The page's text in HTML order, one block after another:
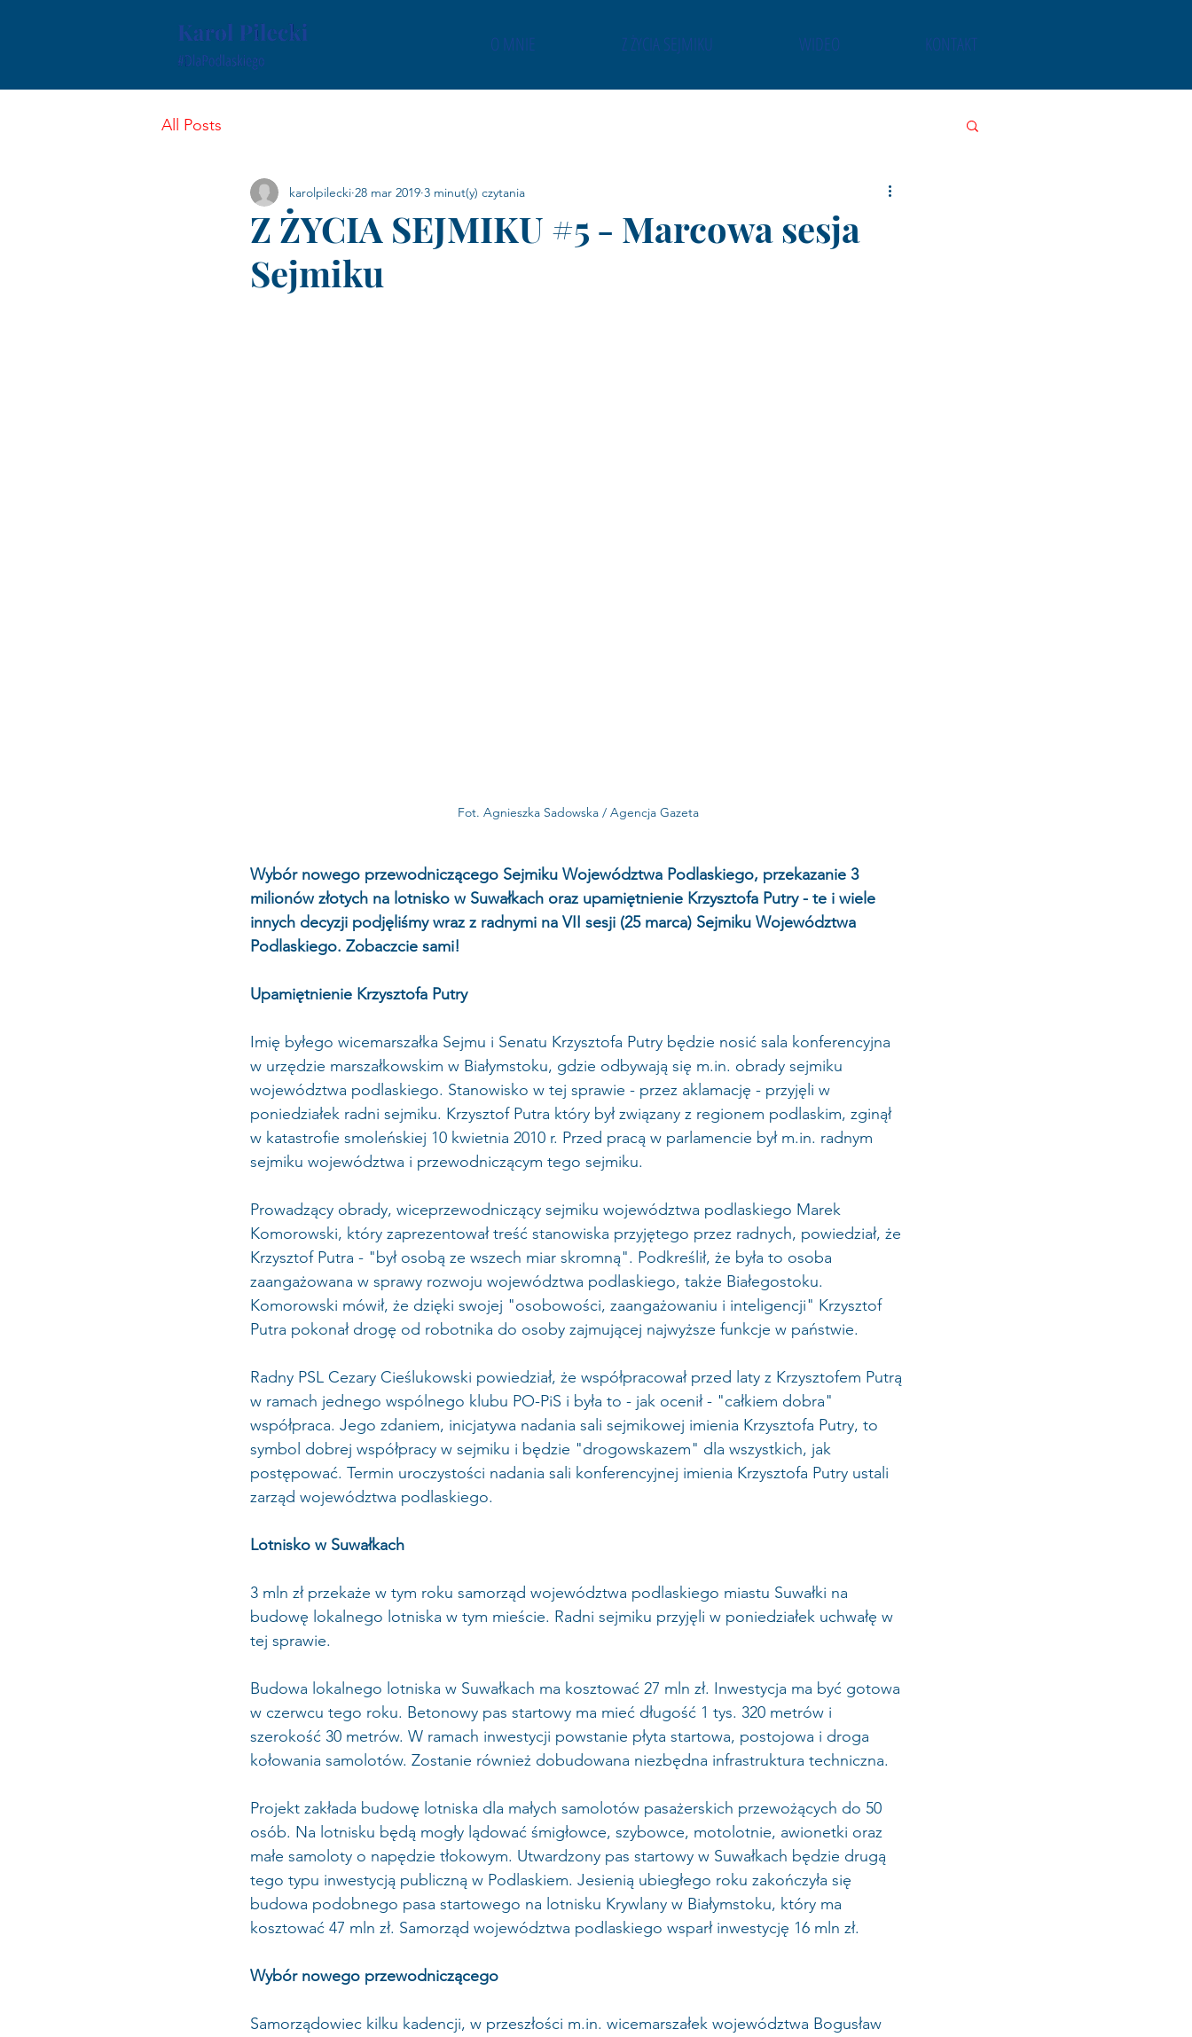
O MNIE Z ŻYCIA SEJMIKU WIDEO KONTAKT
All Posts
Z ŻYCIA SEJMIKU #5 - Marcowa sesja
Sejmiku
karolpilecki 28 mar 2019 3 minut(y) czytania
Fot. Agnieszka Sadowska / Agencja Gazeta
Wybór nowego przewodniczącego Sejmiku Województwa Podlaskiego, przekazanie 3
milionów złotych na lotnisko w Suwałkach oraz upamiętnienie Krzysztofa Putry - te i wiele
innych decyzji podjęliśmy wraz z radnymi na VII sesji (25 marca) Sejmiku Województwa
Podlaskiego. Zobaczcie sami!
Upamiętnienie Krzysztofa Putry
Imię byłego wicemarszałka Sejmu i Senatu Krzysztofa Putry będzie nosić sala konferencyjna
w urzędzie marszałkowskim w Białymstoku, gdzie odbywają się m.in. obrady sejmiku
województwa podlaskiego. Stanowisko w tej sprawie - przez aklamację - przyjęli w
poniedziałek radni sejmiku. Krzysztof Putra który był związany z regionem podlaskim, zginął
w katastrofie smoleńskiej 10 kwietnia 2010 r. Przed pracą w parlamencie był m.in. radnym
sejmiku województwa i przewodniczącym tego sejmiku.
Prowadzący obrady, wiceprzewodniczący sejmiku województwa podlaskiego Marek
Komorowski, który zaprezentował treść stanowiska przyjętego przez radnych, powiedział, że
Krzysztof Putra - "był osobą ze wszech miar skromną". Podkreślił, że była to osoba
zaangażowana w sprawy rozwoju województwa podlaskiego, także Białegostoku.
Komorowski mówił, że dzięki swojej "osobowości, zaangażowaniu i inteligencji" Krzysztof
Putra pokonał drogę od robotnika do osoby zajmującej najwyższe funkcje w państwie.
Radny PSL Cezary Cieślukowski powiedział, że współpracował przed laty z Krzysztofem Putrą
w ramach jednego wspólnego klubu PO-PiS i była to - jak ocenił - "całkiem dobra"
współpraca. Jego zdaniem, inicjatywa nadania sali sejmikowej imienia Krzysztofa Putry, to
symbol dobrej współpracy w sejmiku i będzie "drogowskazem" dla wszystkich, jak
postępować. Termin uroczystości nadania sali konferencyjnej imienia Krzysztofa Putry ustali
zarząd województwa podlaskiego.
Lotnisko w Suwałkach
3 mln zł przekaże w tym roku samorząd województwa podlaskiego miastu Suwałki na
budowę lokalnego lotniska w tym mieście. Radni sejmiku przyjęli w poniedziałek uchwałę w
tej sprawie.
Budowa lokalnego lotniska w Suwałkach ma kosztować 27 mln zł. Inwestycja ma być gotowa
w czerwcu tego roku. Betonowy pas startowy ma mieć długość 1 tys. 320 metrów i
szerokość 30 metrów. W ramach inwestycji powstanie płyta startowa, postojowa i droga
kołowania samolotów. Zostanie również dobudowana niezbędna infrastruktura techniczna.
Projekt zakłada budowę lotniska dla małych samolotów pasażerskich przewożących do 50
osób. Na lotnisku będą mogły lądować śmigłowce, szybowce, motolotnie, awionetki oraz
małe samoloty o napędzie tłokowym. Utwardzony pas startowy w Suwałkach będzie drugą
tego typu inwestycją publiczną w Podlaskiem. Jesienią ubiegłego roku zakończyła się
budowa podobnego pasa startowego na lotnisku Krywlany w Białymstoku, który ma
kosztować 47 mln zł. Samorząd województwa podlaskiego wsparł inwestycję 16 mln zł.
Wybór nowego przewodniczącego
Samorządowiec kilku kadencji, w przeszłości m.in. wicemarszałek województwa Bogusław